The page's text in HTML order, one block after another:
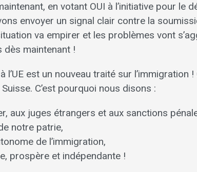
en votant OUI à l’initiative pour le
envoyer un signal clair contre la
va empirer et les problèmes vont
dès maintenant !
l’UE est un nouveau traité sur l’immigration !
C’est pourquoi nous disons :
aux juges étrangers et aux sanctions
notre patrie,
de l’immigration,
prospère et indépendante !